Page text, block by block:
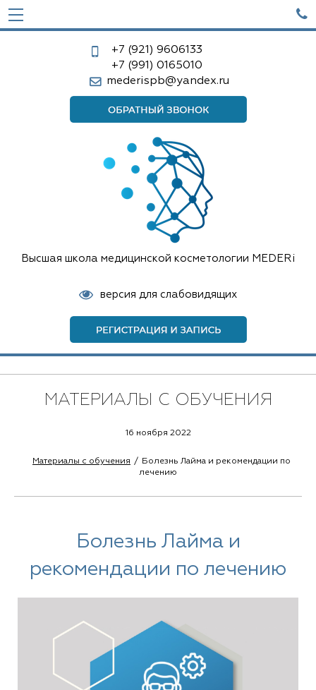

+7 (921) 9606133
+7 (991) 0165010
mederispb@yandex.ru
Высшая школа медицинской косметологии MEDERi
версия для слабовидящих
МАТЕРИАЛЫ С ОБУЧЕНИЯ
16 ноября 2022
Материалы с обучения
Болезнь Лайма и рекомендации по
лечению
Болезнь Лайма и
рекомендации по лечению